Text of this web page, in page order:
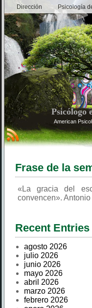
Dirección Psicología
Psicólogo
American
Frase de la
«La gracia del
convencen».
Recent Entries
agosto 2026
julio 2026
junio 2026
mayo 2026
abril 2026
marzo 2026
febrero 2026